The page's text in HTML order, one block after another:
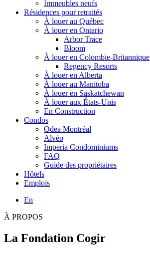
Immeubles neufs
Résidences pour retraités
À louer au Québec
À louer en Ontario
Arbor Trace
Bloom
À louer en Colombie-Britannique
Regency Resorts
À louer en Alberta
À louer au Manitoba
À louer en Saskatchewan
À louer aux États-Unis
En Construction
Condos
Odea Montréal
Alvéo
Imperia Condominiums
FAQ
Guide des propriétaires
Hôtels
Emplois
En
À PROPOS
La Fondation Cogir